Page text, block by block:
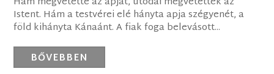
Istent. Hám a testvérei elé hányta apja szégyenét, a
föld kihányta Kánaánt. A fiak foga belevásott...
BŐVEBBEN